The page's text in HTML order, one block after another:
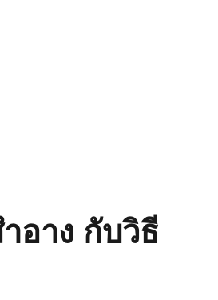
อาง กับวิธี